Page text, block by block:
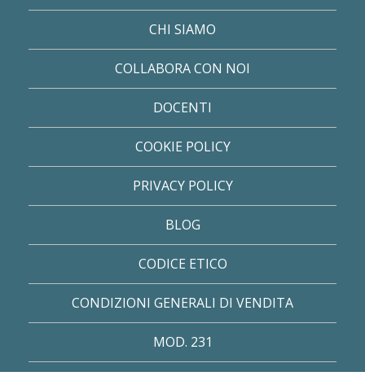
CHI SIAMO
COLLABORA CON NOI
DOCENTI
COOKIE POLICY
PRIVACY POLICY
BLOG
CODICE ETICO
CONDIZIONI GENERALI DI VENDITA
MOD. 231